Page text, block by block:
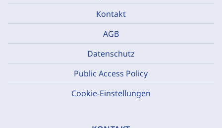
Kontakt
AGB
Datenschutz
Public Access Policy
Cookie-Einstellungen